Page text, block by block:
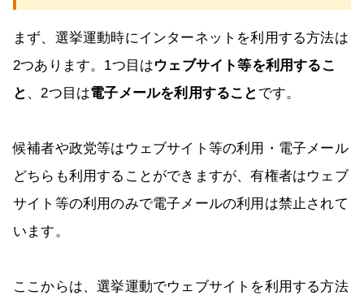
まず、選挙運動時にインターネットを利用する方法は
2つあります。1つ目はウェブサイト等を利用するこ
と 、2つ目は電子メールを利用すること です。
候補者や政党等はウェブサイト等の利用・電子メール
どちらも利用することができますが、有権者はウェブ
サイト等の利用のみで電子メールの利用は禁止されて
います。
ここからは、選挙運動でウェブサイトを利用する方法